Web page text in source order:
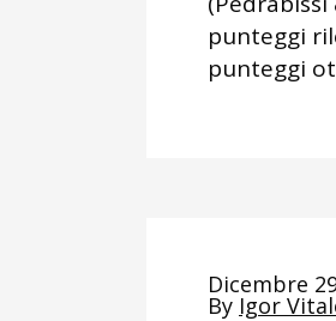
punteggi
punteggi
Dicembre
By Igor